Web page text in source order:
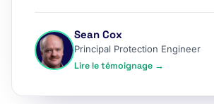
Sean Cox
Principal Protection Engineer
Lire le témoignage →